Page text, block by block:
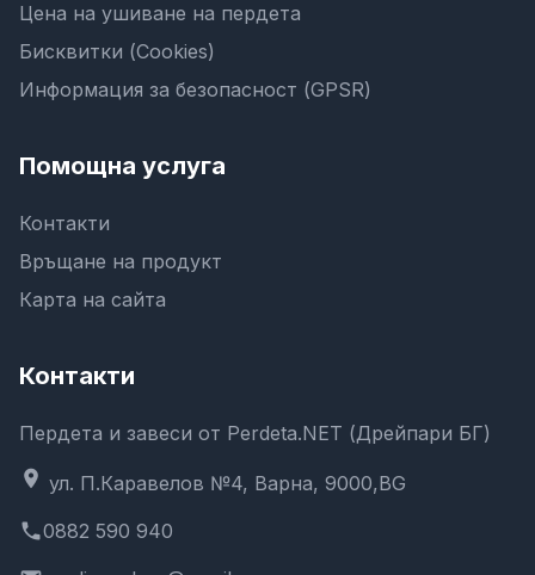
Цена на ушиване на пердета
Бисквитки (Cookies)
Информация за безопасност (GPSR)
Помощна услуга
Контакти
Връщане на продукт
Карта на сайта
Контакти
Пердета и завеси от Perdeta.NET (Дрейпари БГ)
location_on ул. П.Каравелов №4, Варна, 9000,BG
phone0882 590 940